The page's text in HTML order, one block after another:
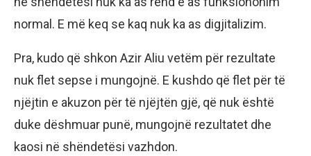
normal. E më keq se kaq nuk ka as digjitalizim.
Pra, kudo që shkon Azir Aliu vetëm për rezultate
nuk flet sepse i mungojnë. E kushdo që flet për të
njëjtin e akuzon për të njëjtën gjë, që nuk është
duke dëshmuar punë, mungojnë rezultatet dhe
kaosi në shëndetësi vazhdon.